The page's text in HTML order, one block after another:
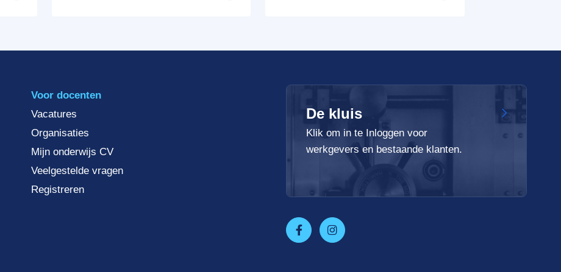
Voor docenten
Vacatures
Organisaties
Mijn onderwijs CV
Veelgestelde vragen
Registreren
De kluis
Klik om in te Inloggen voor
werkgevers en bestaande klanten.